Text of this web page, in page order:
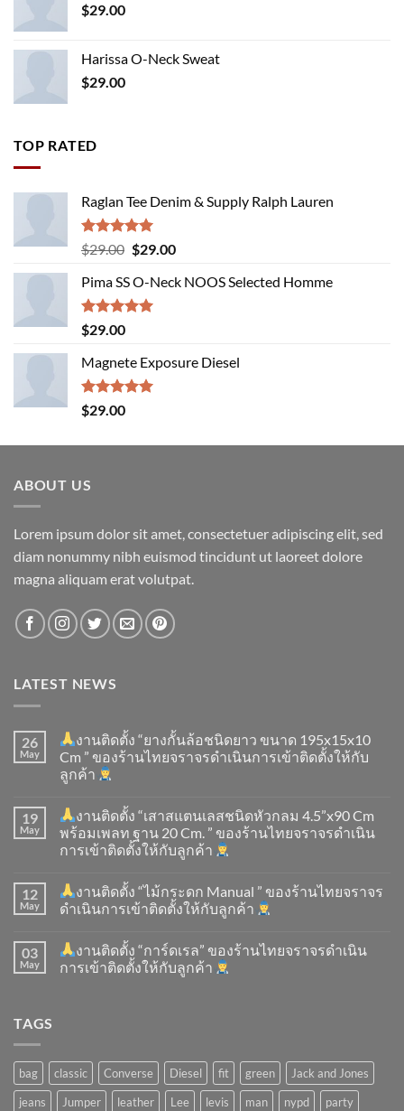
$29.00
Harissa O-Neck Sweat
$29.00
TOP RATED
Raglan Tee Denim & Supply Ralph Lauren
Rated5.00
out of 5
$29.00 Original
was:
$29.00.
$29.00Current
is:
Pima SS O-Neck NOOS Selected Homme
Rated5.00
out of 5
$29.00
Magnete Exposure Diesel
Rated5.00
out of 5
$29.00
ABOUT US
Lorem ipsum dolor sit amet, consectetuer adipiscing elit, sed
diam nonummy nibh euismod tincidunt ut laoreet dolore
magna aliquam erat volutpat.
LATEST NEWS
26
May
งานติดตั้ง “ยางกั้นล้อชนิดยาว ขนาด 195x15x10
Cm ” ของร้านไทยจราจรดำเนินการเข้าติดตั้ง​ให้กับ
ลูกค้า
19
May
งานติดตั้ง “เสาสแตนเลสชนิดหัวกลม 4.5”x90 Cm
พร้อมเพลท ฐาน 20 Cm. ” ของร้านไทยจราจรดำเนิน
การเข้าติดตั้ง​ให้กับลูกค้า
12
May
งานติดตั้ง “ไม้กระดก Manual ” ของร้านไทยจราจร
ดำเนินการเข้าติดตั้ง​ให้กับลูกค้า
03
May
งานติดตั้ง “การ์ดเรล” ของร้านไทยจราจรดำเนิน
การเข้าติดตั้ง​ให้กับลูกค้า
TAGS
bag classic Converse Diesel fit green
Jack and Jones
jeans
Jumper leather Lee levis man nypd party